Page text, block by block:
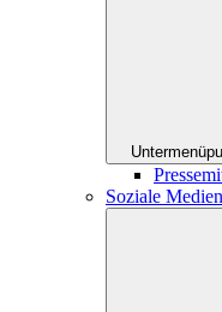
Soziale Medien